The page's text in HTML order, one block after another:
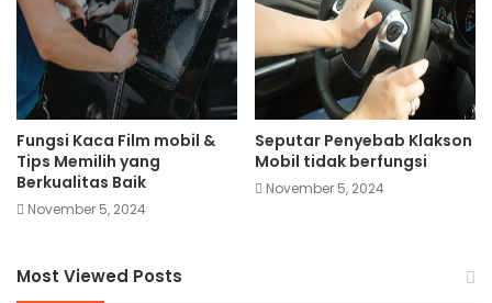
Fungsi Kaca Film mobil &
Tips Memilih yang
Berkualitas Baik
November 5, 2024
Seputar Penyebab Klakson
Mobil tidak berfungsi
November 5, 2024
Most Viewed Posts